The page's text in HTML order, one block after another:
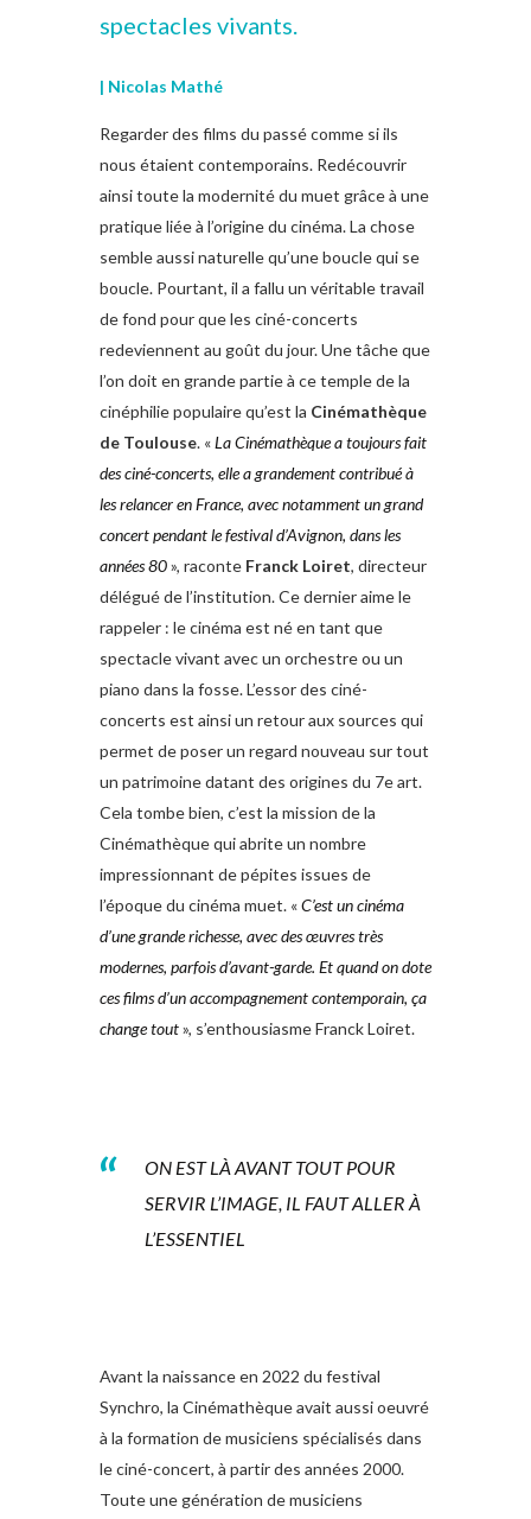
spectacles vivants.
| Nicolas Mathé
Regarder des films du passé comme si ils
nous étaient contemporains. Redécouvrir
ainsi toute la modernité du muet grâce à une
pratique liée à l’origine du cinéma. La chose
semble aussi naturelle qu’une boucle qui se
boucle. Pourtant, il a fallu un véritable travail
de fond pour que les ciné-concerts
redeviennent au goût du jour. Une tâche que
l’on doit en grande partie à ce temple de la
cinéphilie populaire qu’est la Cinémathèque
de Toulouse. «La Cinémathèque a toujours fait
des ciné-concerts, elle a grandement contribué à
les relancer en France, avec notamment un grand
concert pendant le festival d’Avignon, dans les
années 80», raconte Franck Loiret, directeur
délégué de l’institution. Ce dernier aime le
rappeler : le cinéma est né en tant que
spectacle vivant avec un orchestre ou un
piano dans la fosse. L’essor des ciné-
concerts est ainsi un retour aux sources qui
permet de poser un regard nouveau sur tout
un patrimoine datant des origines du 7e art.
Cela tombe bien, c’est la mission de la
Cinémathèque qui abrite un nombre
impressionnant de pépites issues de
l’époque du cinéma muet. «C’est un cinéma
d’une grande richesse, avec des œuvres très
modernes, parfois d’avant-garde. Et quand on dote
ces films d’un accompagnement contemporain, ça
change tout», s’enthousiasme Franck Loiret.
ON EST LÀ AVANT TOUT POUR
SERVIR L’IMAGE, IL FAUT ALLER À
L’ESSENTIEL
Avant la naissance en 2022 du festival
Synchro, la Cinémathèque avait aussi oeuvré
à la formation de musiciens spécialisés dans
le ciné-concert, à partir des années 2000.
Toute une génération de musiciens